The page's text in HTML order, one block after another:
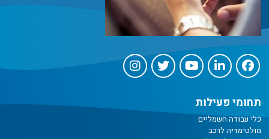
תחומי פעילות
כלי עבודה חשמליים
מולטימדיה לרכב